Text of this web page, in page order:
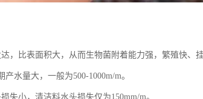
，比表面积大，从而生物菌附着能力强，繁殖快、
水量大，一般为500-1000m/m。
失小，清洁料水头损失仅为150mm/m。